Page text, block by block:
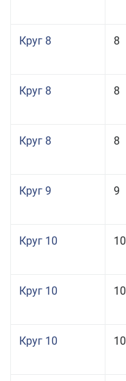
Круг 8 8
Круг 8 8
Круг 8 8
Круг 9 9
Круг 10 10
Круг 10 10
Круг 10 10